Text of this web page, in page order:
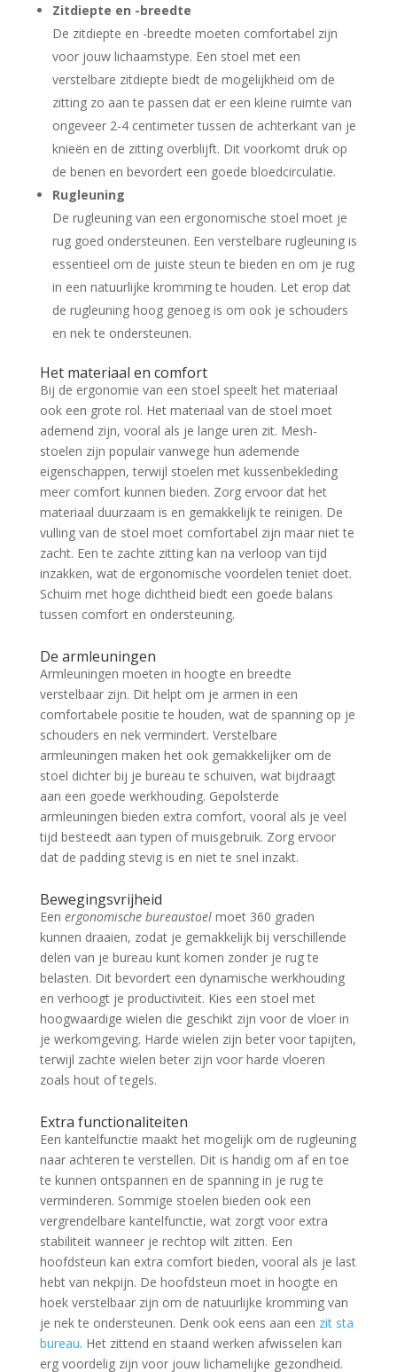
Zitdiepte en -breedte
De zitdiepte en -breedte moeten comfortabel zijn
voor jouw lichaamstype. Een stoel met een
verstelbare zitdiepte biedt de mogelijkheid om de
zitting zo aan te passen dat er een kleine ruimte van
ongeveer 2-4 centimeter tussen de achterkant van je
knieën en de zitting overblijft. Dit voorkomt druk op
de benen en bevordert een goede bloedcirculatie.
Rugleuning
De rugleuning van een ergonomische stoel moet je
rug goed ondersteunen. Een verstelbare rugleuning is
essentieel om de juiste steun te bieden en om je rug
in een natuurlijke kromming te houden. Let erop dat
de rugleuning hoog genoeg is om ook je schouders
en nek te ondersteunen.
Het materiaal en comfort
Bij de ergonomie van een stoel speelt het materiaal
ook een grote rol. Het materiaal van de stoel moet
ademend zijn, vooral als je lange uren zit. Mesh-
stoelen zijn populair vanwege hun ademende
eigenschappen, terwijl stoelen met kussenbekleding
meer comfort kunnen bieden. Zorg ervoor dat het
materiaal duurzaam is en gemakkelijk te reinigen. De
vulling van de stoel moet comfortabel zijn maar niet te
zacht. Een te zachte zitting kan na verloop van tijd
inzakken, wat de ergonomische voordelen teniet doet.
Schuim met hoge dichtheid biedt een goede balans
tussen comfort en ondersteuning.
De armleuningen
Armleuningen moeten in hoogte en breedte
verstelbaar zijn. Dit helpt om je armen in een
comfortabele positie te houden, wat de spanning op je
schouders en nek vermindert. Verstelbare
armleuningen maken het ook gemakkelijker om de
stoel dichter bij je bureau te schuiven, wat bijdraagt
aan een goede werkhouding. Gepolsterde
armleuningen bieden extra comfort, vooral als je veel
tijd besteedt aan typen of muisgebruik. Zorg ervoor
dat de padding stevig is en niet te snel inzakt.
Bewegingsvrijheid
Een ergonomische bureaustoelmoet 360 graden
kunnen draaien, zodat je gemakkelijk bij verschillende
delen van je bureau kunt komen zonder je rug te
belasten. Dit bevordert een dynamische werkhouding
en verhoogt je productiviteit. Kies een stoel met
hoogwaardige wielen die geschikt zijn voor de vloer in
je werkomgeving. Harde wielen zijn beter voor tapijten,
terwijl zachte wielen beter zijn voor harde vloeren
zoals hout of tegels.
Extra functionaliteiten
Een kantelfunctie maakt het mogelijk om de rugleuning
naar achteren te verstellen. Dit is handig om af en toe
te kunnen ontspannen en de spanning in je rug te
verminderen. Sommige stoelen bieden ook een
vergrendelbare kantelfunctie, wat zorgt voor extra
stabiliteit wanneer je rechtop wilt zitten. Een
hoofdsteun kan extra comfort bieden, vooral als je last
hebt van nekpijn. De hoofdsteun moet in hoogte en
hoek verstelbaar zijn om de natuurlijke kromming van
je nek te ondersteunen. Denk ook eens aan een zit sta
bureau. Het zittend en staand werken afwisselen kan
erg voordelig zijn voor jouw lichamelijke gezondheid.